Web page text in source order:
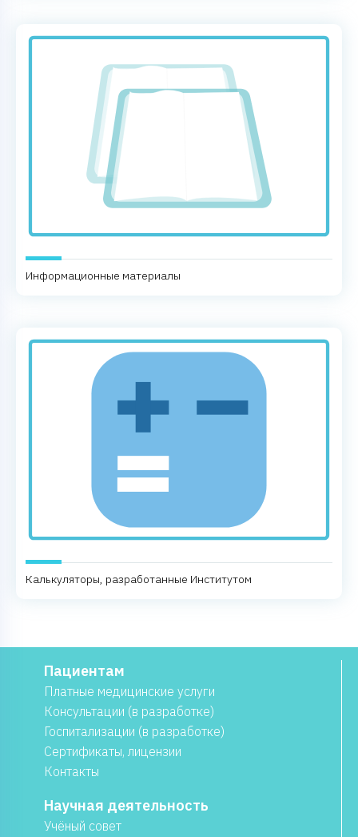
Информационные материалы
Калькуляторы, разработанные Институтом
Пациентам
Платные медицинские услуги
Консультации (в разработке)
Госпитализации (в разработке)
Сертификаты, лицензии
Контакты
Научная деятельность
Учёный совет